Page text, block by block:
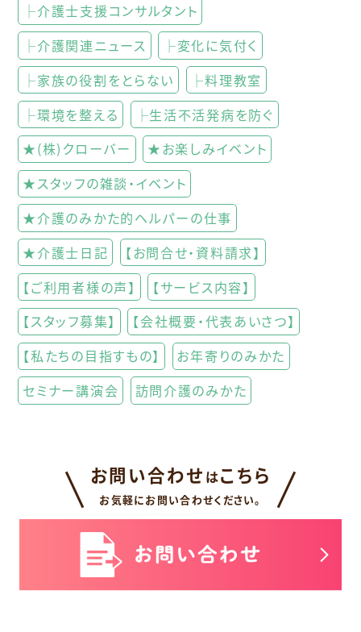
├介護士支援コンサルタント
├介護関連ニュース
├変化に気付く
├家族の役割をとらない
├料理教室
├環境を整える
├生活不活発病を防ぐ
★(株)クローバー
★お楽しみイベント
★スタッフの雑談・イベント
★介護のみかた的ヘルパーの仕事
★介護士日記
【お問合せ・資料請求】
【ご利用者様の声】
【サービス内容】
【スタッフ募集】
【会社概要・代表あいさつ】
【私たちの目指すもの】
お年寄りのみかた
セミナー講演会
訪問介護のみかた
お問い合わせ はこちら
お気軽にお問い合わせください。